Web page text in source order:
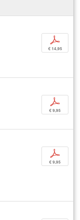
p
€ 14,95
p
€ 9,95
p
€ 9,95